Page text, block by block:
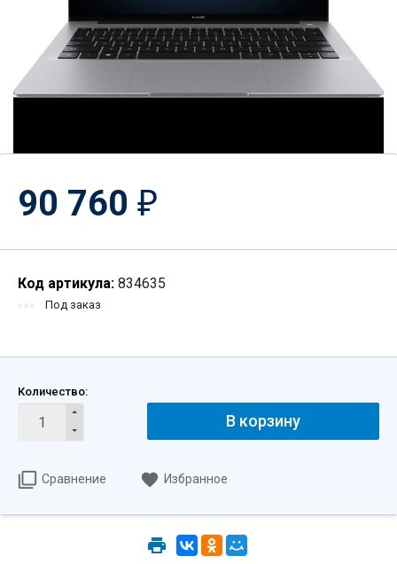
90 760 ₽
Код артикула: 834635
Под заказ
Количество:
В корзину
Сравнение Избранное